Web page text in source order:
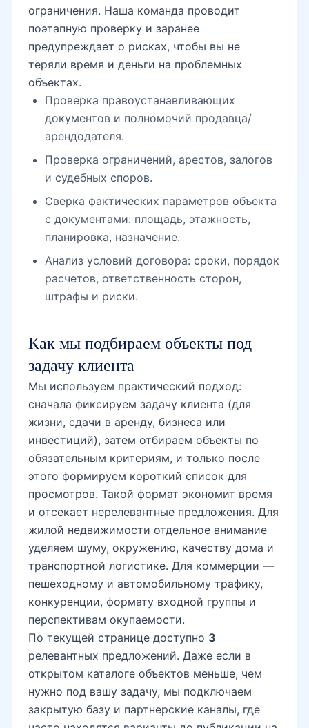
ограничения. Наша команда проводит
поэтапную проверку и заранее
предупреждает о рисках, чтобы вы не
теряли время и деньги на проблемных
объектах.
Проверка правоустанавливающих
документов и полномочий продавца/
арендодателя.
Проверка ограничений, арестов, залогов
и судебных споров.
Сверка фактических параметров объекта
с документами: площадь, этажность,
планировка, назначение.
Анализ условий договора: сроки, порядок
расчетов, ответственность сторон,
штрафы и риски.
Как мы подбираем объекты под
задачу клиента
Мы используем практический подход:
сначала фиксируем задачу клиента (для
жизни, сдачи в аренду, бизнеса или
инвестиций), затем отбираем объекты по
обязательным критериям, и только после
этого формируем короткий список для
просмотров. Такой формат экономит время
и отсекает нерелевантные предложения. Для
жилой недвижимости отдельное внимание
уделяем шуму, окружению, качеству дома и
транспортной логистике. Для коммерции —
пешеходному и автомобильному трафику,
конкуренции, формату входной группы и
перспективам окупаемости.
По текущей странице доступно 3
релевантных предложений. Даже если в
открытом каталоге объектов меньше, чем
нужно под вашу задачу, мы подключаем
закрытую базу и партнерские каналы, где